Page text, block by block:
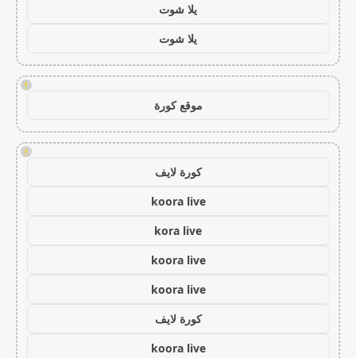
يلا شوت
يلا شوت
!
موقع كورة
!
كورة لايف
koora live
kora live
koora live
koora live
كورة لايف
koora live